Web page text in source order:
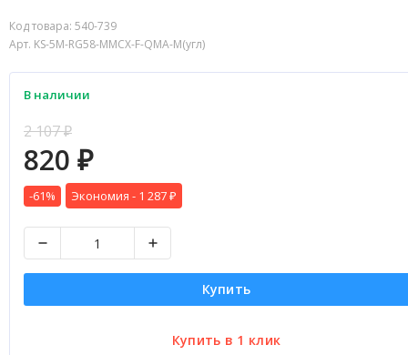
Код товара: 540-739
Арт. KS-5M-RG58-MMCX-F-QMA-M(угл)
В наличии
2 107₽
820 ₽
-61% Экономия - 1 287 ₽
Купить